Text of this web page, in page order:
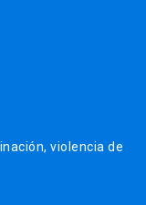
violencia de